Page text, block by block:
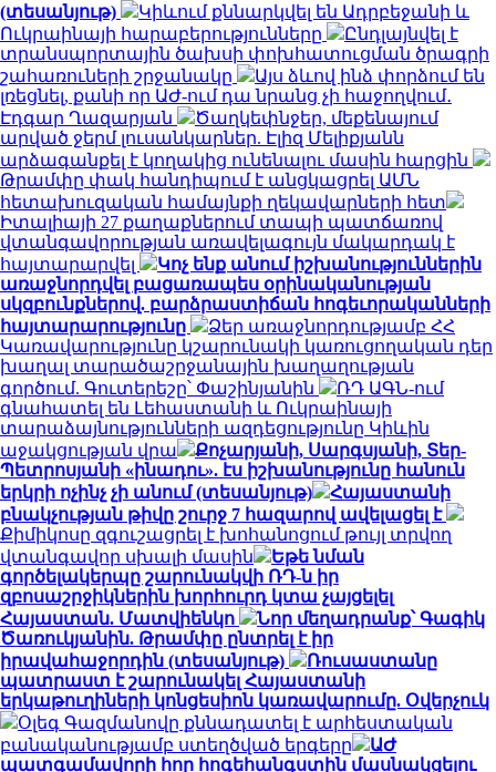
(տեսանյութ)
Կիևում քննարկվել են Ադրբեջանի և
Ուկրաինայի հարաբերությունները
Ընդլայնվել է
տրանսպորտային ծախսի փոխհատուցման ծրագրի
շահառուների շրջանակը
Այս ձևով ինձ փորձում են
լռեցնել, քանի որ ԱԺ-ում դա նրանց չի հաջողվում․
Էդգար Ղազարյան
Ծաղկեփնջեր, մեքենայում
արված ջերմ լուսանկարներ. Էլիզ Մելիքյանն
արձագանքել է կողակից ունենալու մասին հարցին
Թրամփը փակ հանդիպում է անցկացրել ԱՄՆ
հետախուզական համայնքի ղեկավարների հետ
Իտալիայի 27 քաղաքներում տապի պատճառով
վտանգավորության առավելագույն մակարդակ է
հայտարարվել
Կոչ ենք անում իշխանություններին
առաջնորդվել բացառապես օրինականության
սկզբունքներով. բարձրաստիճան հոգեւորականների
հայտարարությունը
Ձեր առաջնորդությամբ ՀՀ
Կառավարությունը կշարունակի կառուցողական դեր
խաղալ տարածաշրջանային խաղաղության
գործում. Գուտերեշը՝ Փաշինյանին
ՌԴ ԱԳՆ-ում
գնահատել են Լեհաստանի և Ուկրաինայի
տարաձայնությունների ազդեցությունը Կիևին
աջակցության վրա
Քոչարյանի, Սարգսյանի, Տեր-
Պետրոսյանի «ինադու». էս իշխանությունը հանուն
երկրի ոչինչ չի անում (տեսանյութ)
Հայաստանի
բնակչության թիվը շուրջ 7 հազարով ավելացել է
Քիմիկոսը զգուշացրել է խոհանոցում թույլ տրվող
վտանգավոր սխալի մասին
Եթե նման
գործելակերպը շարունակվի ՌԴ-ն իր
զբոսաշրջիկներին խորհուրդ կտա չայցելել
Հայաստան. Մատվիենկո
Նոր մեղադրանք՝ Գագիկ
Ծառուկյանին. Թրամփը ընտրել է իր
իրավահաջորդին (տեսանյութ)
Ռուսաստանը
պատրաստ է շարունակել Հայաստանի
երկաթուղիների կոնցեսիոն կառավարումը. Օվերչուկ
Օլեգ Գազմանովը քննադատել է արհեստական
բանականությամբ ստեղծված երգերը
ԱԺ
պատգամավորի հոր հոգեհանգստին մասնակցելու